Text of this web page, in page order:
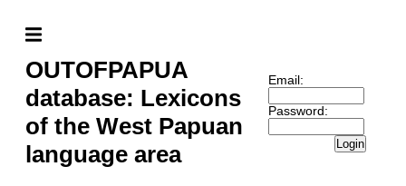
OUTOFPAPUA
database: Lexicons
of the West Papuan
language area
Email:
Password:
Login